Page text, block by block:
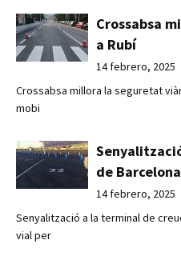
Crossabsa
a Rubí
14 febrero, 2025
Crossabsa millora la seguretat
mobi
de Barcelona
14 febrero, 2025
Senyalització a la terminal de
vial per